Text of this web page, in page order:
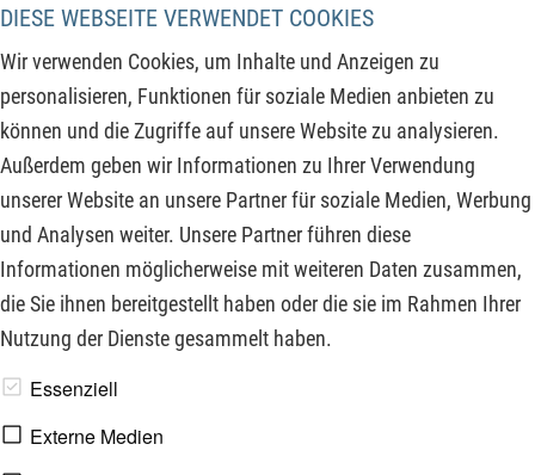
DIESE WEBSEITE VERWENDET COOKIES
Wir verwenden Cookies, um Inhalte und Anzeigen zu
personalisieren, Funktionen für soziale Medien anbieten zu
können und die Zugriffe auf unsere Website zu analysieren.
Außerdem geben wir Informationen zu Ihrer Verwendung
unserer Website an unsere Partner für soziale Medien, Werbung
und Analysen weiter. Unsere Partner führen diese
Informationen möglicherweise mit weiteren Daten zusammen,
die Sie ihnen bereitgestellt haben oder die sie im Rahmen Ihrer
Nutzung der Dienste gesammelt haben.
Essenziell
Externe Medien
von der UBS übernommenen werden. In diesem vom
Vertrauensverlust geprägten Marktumfeld konnte der
Goldpreis innerhalb von drei Wochen von gut 1.800 USD je
Unze auf 1.980 USD ansteigen und übersprang kurzzeitig
sogar die psychologische 2.000 USD-Marke. Damit legt sich
der Fokus wieder vermehrt auf Unternehmen aus dem
Edelmetallsektor.
www.derfinanzinvestor.de - © 2026 - Die Publikation für